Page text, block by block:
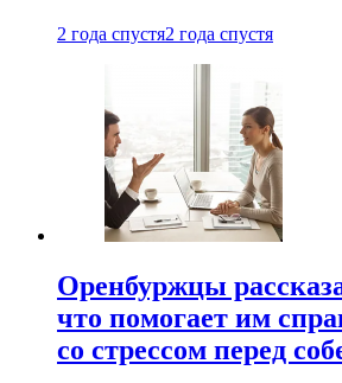
2 года спустя2 года спустя
Оренбуржцы
что помогает им
со стрессом перед